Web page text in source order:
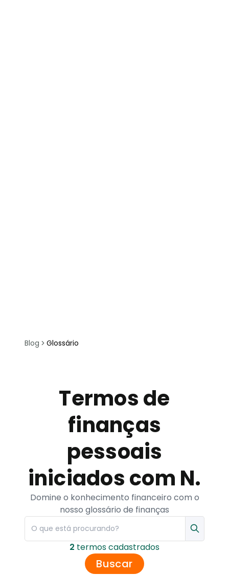
Blog Glossário
Termos de
finanças
pessoais
iniciados com N.
Domine o konhecimento financeiro com o
nosso glossário de finanças
2 termoscadastrados
Buscar